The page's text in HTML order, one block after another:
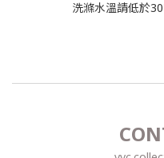
洗滌水溫請低於